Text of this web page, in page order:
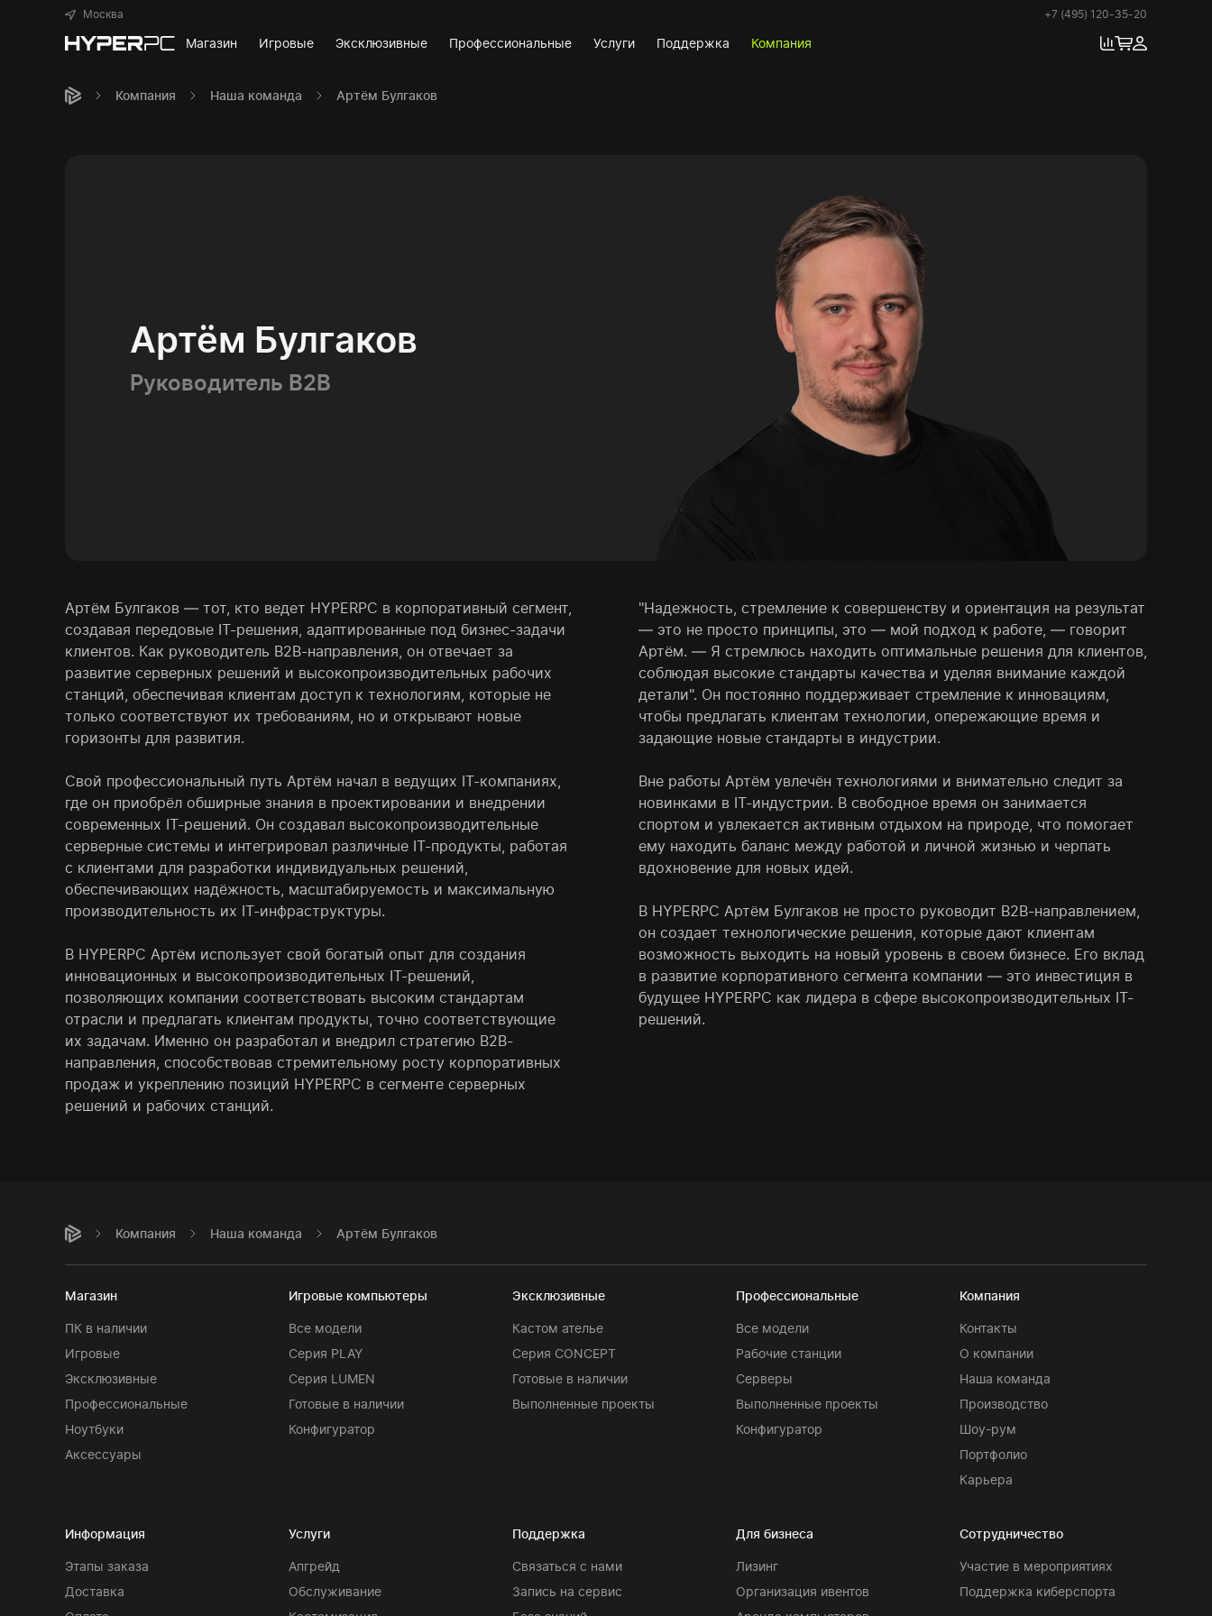
Москва +7 (495) 120-35-20
Магазин Игровые Эксклюзивные Профессиональные Услуги Поддержка Компания
Компания Наша команда Артём Булгаков
Артём Булгаков
Руководитель B2B
Артём Булгаков — тот, кто ведет HYPERPC в корпоративный сегмент,
создавая передовые IT-решения, адаптированные под бизнес-задачи
клиентов. Как руководитель B2B-направления, он отвечает за
развитие серверных решений и высокопроизводительных рабочих
станций, обеспечивая клиентам доступ к технологиям, которые не
только соответствуют их требованиям, но и открывают новые
горизонты для развития.
Свой профессиональный путь Артём начал в ведущих IT-компаниях,
где он приобрёл обширные знания в проектировании и внедрении
современных IT-решений. Он создавал высокопроизводительные
серверные системы и интегрировал различные IT-продукты, работая
с клиентами для разработки индивидуальных решений,
обеспечивающих надёжность, масштабируемость и максимальную
производительность их IT-инфраструктуры.
В HYPERPC Артём использует свой богатый опыт для создания
инновационных и высокопроизводительных IT-решений,
позволяющих компании соответствовать высоким стандартам
отрасли и предлагать клиентам продукты, точно соответствующие
их задачам. Именно он разработал и внедрил стратегию B2B-
направления, способствовав стремительному росту корпоративных
продаж и укреплению позиций HYPERPC в сегменте серверных
решений и рабочих станций.
"Надежность, стремление к совершенству и ориентация на результат
— это не просто принципы, это — мой подход к работе, — говорит
Артём. — Я стремлюсь находить оптимальные решения для клиентов,
соблюдая высокие стандарты качества и уделяя внимание каждой
детали". Он постоянно поддерживает стремление к инновациям,
чтобы предлагать клиентам технологии, опережающие время и
задающие новые стандарты в индустрии.
Вне работы Артём увлечён технологиями и внимательно следит за
новинками в IT-индустрии. В свободное время он занимается
спортом и увлекается активным отдыхом на природе, что помогает
ему находить баланс между работой и личной жизнью и черпать
вдохновение для новых идей.
В HYPERPC Артём Булгаков не просто руководит B2B-направлением,
он создает технологические решения, которые дают клиентам
возможность выходить на новый уровень в своем бизнесе. Его вклад
в развитие корпоративного сегмента компании — это инвестиция в
будущее HYPERPC как лидера в сфере высокопроизводительных IT-
решений.
Компания Наша команда Артём Булгаков
Магазин
ПК в наличии
Игровые
Эксклюзивные
Профессиональные
Ноутбуки
Аксессуары
Игровые компьютеры
Все модели
Серия PLAY
Серия LUMEN
Готовые в наличии
Конфигуратор
Эксклюзивные
Кастом ателье
Серия CONCEPT
Готовые в наличии
Выполненные проекты
Профессиональные
Все модели
Рабочие станции
Серверы
Выполненные проекты
Конфигуратор
Компания
Контакты
О компании
Наша команда
Производство
Шоу-рум
Портфолио
Карьера
Информация
Этапы заказа
Доставка
Услуги
Апгрейд
Обслуживание
Поддержка
Связаться с нами
Запись на сервис
Для бизнеса
Лизинг
Организация ивентов
Сотрудничество
Участие в мероприятиях
Поддержка киберспорта